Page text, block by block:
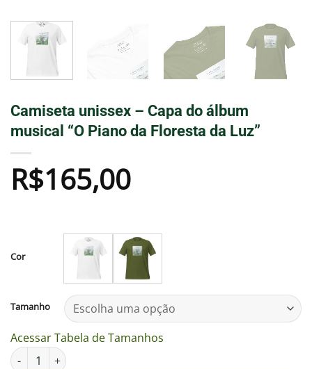
Camiseta unissex – Capa do álbum
musical “O Piano da Floresta da Luz”
R$165,00
Cor
Tamanho
Acessar Tabela de Tamanhos
Camiseta unissex - Capa do álbum musical "O Piano da